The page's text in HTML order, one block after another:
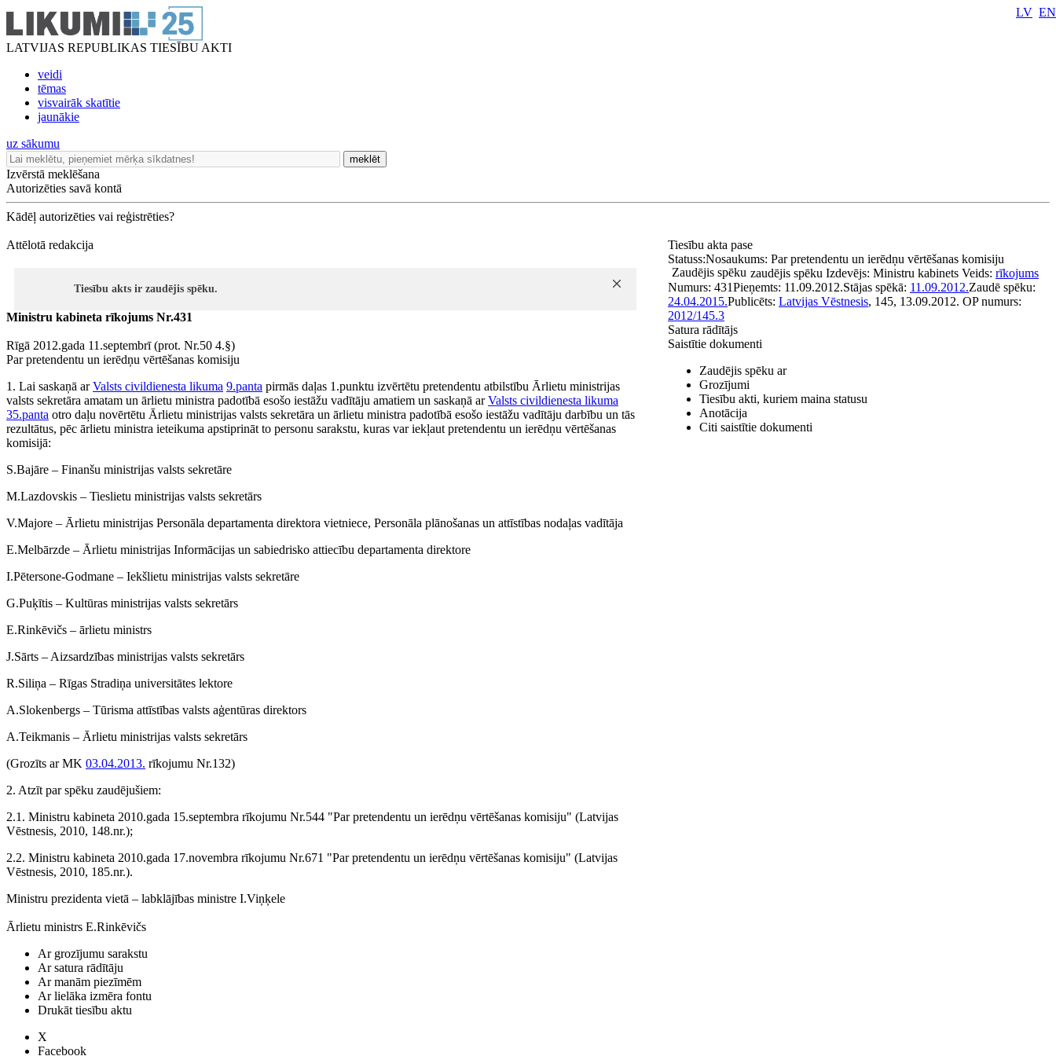
LATVIJAS REPUBLIKAS TIESĪBU AKTI
veidi
tēmas
visvairāk skatītie
jaunākie
LV EN
uz sākumu
meklēt
Izvērstā meklēšana
Autorizēties savā kontā
Kādēļ autorizēties vai reģistrēties?
Attēlotā redakcija
Tiesību akts ir zaudējis spēku.
Ministru kabineta rīkojums Nr.431
Rīgā 2012.gada 11.septembrī (prot. Nr.50 4.§)
Par pretendentu un ierēdņu vērtēšanas komisiju
1. Lai saskaņā arValsts civildienesta likuma 9.panta pirmās daļas 1.punktu izvērtētu pretendentu atbilstību Ārlietu ministrijas
valsts sekretāra amatam un ārlietu ministra padotībā esošo iestāžu vadītāju amatiem un saskaņā arValsts civildienesta likuma
35.panta otro daļu novērtētu Ārlietu ministrijas valsts sekretāra un ārlietu ministra padotībā esošo iestāžu vadītāju darbību un tās
rezultātus, pēc ārlietu ministra ieteikuma apstiprināt to personu sarakstu, kuras var iekļaut pretendentu un ierēdņu vērtēšanas
komisijā:
S.Bajāre – Finanšu ministrijas valsts sekretāre
M.Lazdovskis – Tieslietu ministrijas valsts sekretārs
V.Majore – Ārlietu ministrijas Personāla departamenta direktora vietniece, Personāla plānošanas un attīstības nodaļas vadītāja
E.Melbārzde – Ārlietu ministrijas Informācijas un sabiedrisko attiecību departamenta direktore
I.Pētersone-Godmane – Iekšlietu ministrijas valsts sekretāre
G.Puķītis – Kultūras ministrijas valsts sekretārs
E.Rinkēvičs – ārlietu ministrs
J.Sārts – Aizsardzības ministrijas valsts sekretārs
R.Siliņa – Rīgas Stradiņa universitātes lektore
A.Slokenbergs – Tūrisma attīstības valsts aģentūras direktors
A.Teikmanis – Ārlietu ministrijas valsts sekretārs
(Grozīts ar MK 03.04.2013. rīkojumu Nr.132)
2. Atzīt par spēku zaudējušiem:
2.1. Ministru kabineta 2010.gada 15.septembra rīkojumu Nr.544 "Par pretendentu un ierēdņu vērtēšanas komisiju" (Latvijas
Vēstnesis, 2010, 148.nr.);
2.2. Ministru kabineta 2010.gada 17.novembra rīkojumu Nr.671 "Par pretendentu un ierēdņu vērtēšanas komisiju" (Latvijas
Vēstnesis, 2010, 185.nr.).
Ministru prezidenta vietā – labklājības ministre I.Viņķele
Ārlietu ministrs E.Rinkēvičs
Tiesību akta pase
Nosaukums: Par pretendentu un ierēdņu vērtēšanas komisiju
Statuss:
Zaudējis spēku zaudējis spēku Izdevējs: Ministru kabinets Veids: rīkojums
Numurs: 431Pieņemts: 11.09.2012.Stājas spēkā: 11.09.2012.Zaudē spēku:
24.04.2015.Publicēts: Latvijas Vēstnesis, 145, 13.09.2012. OP numurs:
2012/145.3
Satura rādītājs
Saistītie dokumenti
Zaudējis spēku ar
Grozījumi
Tiesību akti, kuriem maina statusu
Anotācija
Citi saistītie dokumenti
Ar grozījumu sarakstu
Ar satura rādītāju
Ar manām piezīmēm
Ar lielāka izmēra fontu
Drukāt tiesību aktu
X
Facebook